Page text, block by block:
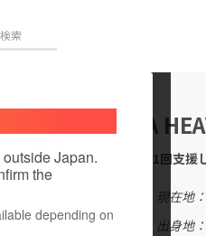
ジェクト 注目のリターン
写真
Japan.
the
depending on
MATCHA
これまでに1回支援
現在地
出身国：日本
出身地